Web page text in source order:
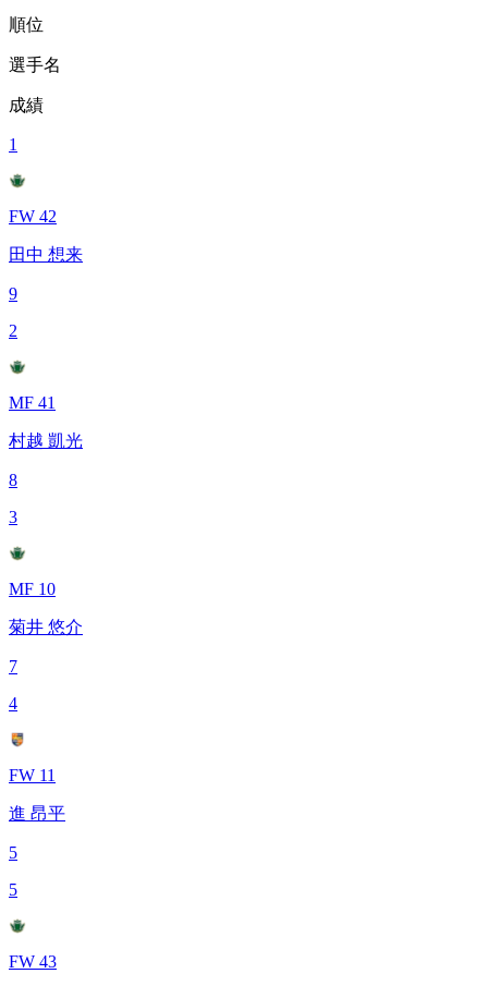
順位
選手名
成績
1
FW 42
田中 想来
9
2
MF 41
村越 凱光
8
3
MF 10
菊井 悠介
7
4
FW 11
進 昂平
5
5
FW 43